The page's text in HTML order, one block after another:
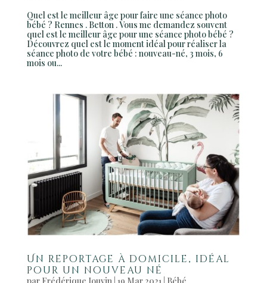
Quel est le meilleur âge pour faire une séance photo
bébé ? Rennes . Betton . Vous me demandez souvent
quel est le meilleur âge pour une séance photo bébé ?
Découvrez quel est le moment idéal pour réaliser la
séance photo de votre bébé : nouveau-né, 3 mois, 6
mois ou...
Un reportage à domicile, idéal
pour un nouveau né